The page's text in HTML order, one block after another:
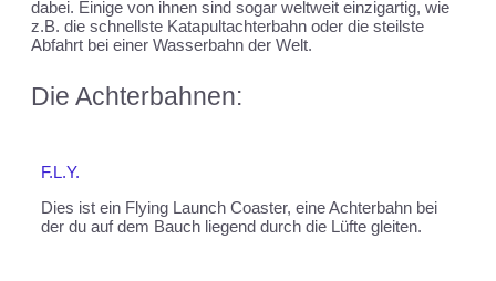
dabei. Einige von ihnen sind sogar weltweit einzigartig, wie
z.B. die schnellste Katapultachterbahn oder die steilste
Abfahrt bei einer Wasserbahn der Welt.
Die Achterbahnen:
F.L.Y.
Dies ist ein Flying Launch Coaster, eine Achterbahn bei
der du auf dem Bauch liegend durch die Lüfte gleiten.